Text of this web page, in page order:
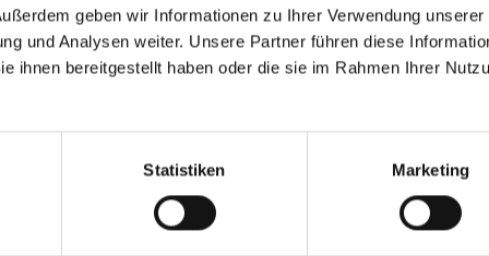
geben wir Informationen zu Ihrer Verwendung unserer
und Analysen weiter. Unsere Partner führen diese
ihnen bereitgestellt haben oder die sie im Rahmen Ihrer
Statistiken Marketing
Die rechtlichen Grundlagen finden sich neben dem
Ihrer Meinung nach bei Immobilien